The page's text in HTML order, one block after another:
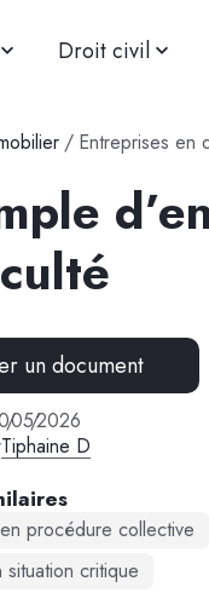
Droit civil
/ Entreprises en
un document
/05/2026
Tiphaine D
procédure collective
situation critique